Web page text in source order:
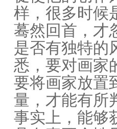
样，很多时候
蓦然回首，才
是否有独特的
悉，要对画家
要将画家放置
量，才能有所
事实上，能够